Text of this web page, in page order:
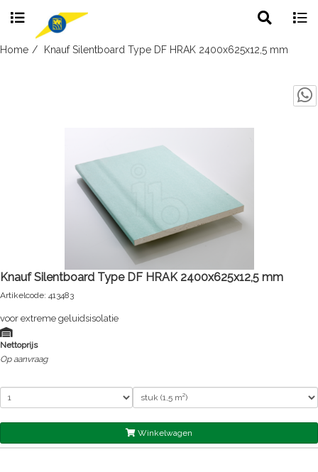
Skip
search
Home Knauf Silentboard Type DF HRAK 2400x625x12,5 mm
Knauf Silentboard Type DF HRAK 2400x625x12,5 mm
Artikelcode: 413483
voor extreme geluidsisolatie
Nettoprijs
Op aanvraag
Winkelwagen